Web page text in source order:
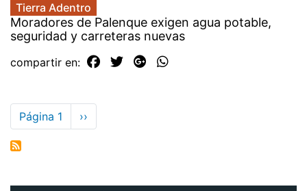
Tierra Adentro
Moradores de Palenque exigen agua potable,
seguridad y carreteras nuevas
compartir en:
Paginación
Página 1
Siguiente
página
››